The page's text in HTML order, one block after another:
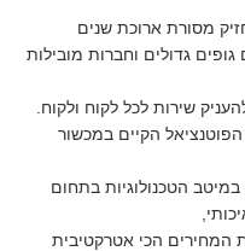
גדולים וחברות מובילות
שירות לכל לקוח ולקוח.
הקיים במכשור
הטכנולוגיות בתחום
המחירים הכי אטרקטיבית